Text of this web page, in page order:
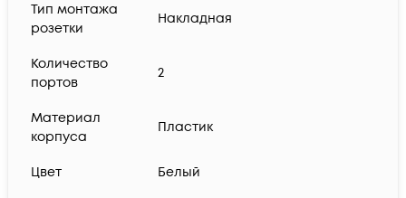
Тип монтажа
розетки
Накладная
Количество
портов
2
Материал
корпуса
Пластик
Цвет Белый